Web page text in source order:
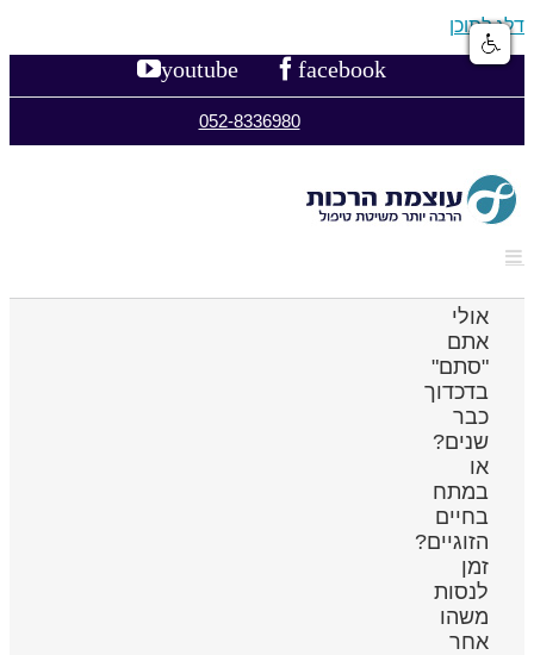
דלג לתוכן
facebook
youtube
052-8336980
אולי
אתם
"סתם"
בדכדוך
כבר
שנים?
או
במתח
בחיים
הזוגיים?
זמן
לנסות
משהו
אחר